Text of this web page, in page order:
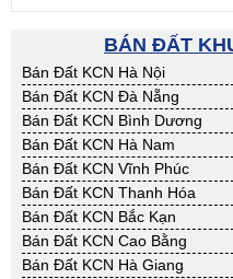
BÁN ĐẤT
Bán Đất KCN Hà Nội
Bán Đất KCN Đà Nẵng
Bán Đất KCN Bình Dương
Bán Đất KCN Hà Nam
Bán Đất KCN Vĩnh Phúc
Bán Đất KCN Thanh Hóa
Bán Đất KCN Bắc Kạn
Bán Đất KCN Cao Bằng
Bán Đất KCN Hà Giang